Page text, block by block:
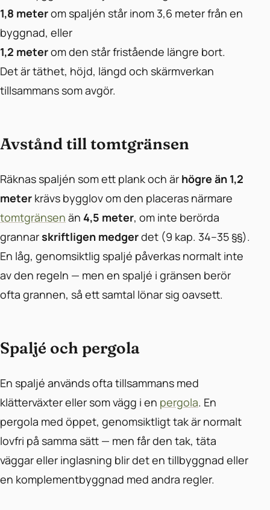
1,8 meterom spaljén står inom 3,6 meter från en
byggnad, eller
1,2 meterom den står fristående längre bort.
Det är täthet, höjd, längd och skärmverkan
tillsammans som avgör.
Avstånd till tomtgränsen
Räknas spaljén som ett plank och är högre än 1,2
meter krävs bygglov om den placeras närmare
tomtgränsen än 4,5 meter, om inte berörda
grannarskriftligen medgerdet (9 kap. 34–35 §§).
En låg, genomsiktlig spaljé påverkas normalt inte
av den regeln — men en spaljé i gränsen berör
ofta grannen, så ett samtal lönar sig oavsett.
Spaljé och pergola
En spaljé används ofta tillsammans med
klätterväxter eller som vägg i en pergola. En
pergola med öppet, genomsiktligt tak är normalt
lovfri på samma sätt — men får den tak, täta
väggar eller inglasning blir det en tillbyggnad eller
en komplementbyggnad med andra regler.